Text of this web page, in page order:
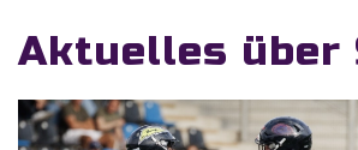
Aktuelles über